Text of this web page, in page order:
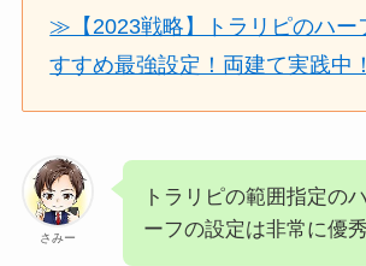
≫【2023戦略】トラリピのハー
すすめ最強設定！両建て実践中！
さみー
トラリピの範囲指定の
ーフの設定は非常に優秀